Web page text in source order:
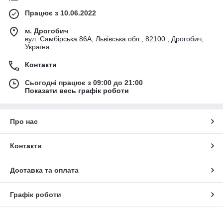
Працює з 10.06.2022
м. Дрогобич
вул. Самбірська 86А, Львівська обл., 82100 , Дрогобич,
Україна
Контакти
Сьогодні працює з 09:00 до 21:00
Показати весь графік роботи
Про нас
Контакти
Доставка та оплата
Графік роботи